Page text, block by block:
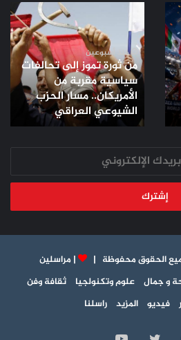
ثورة
تموز
إلى
تحالفات
سياسية
مقربة
من
الأمريكان..
الحزب
الشيوعي
العراقي
منذ أسبوعين
من ثورة تموز إلى تحالفات
سياسية مقربة من
الأمريكان.. مسار الحزب
الشيوعي العراقي
|مراسلين
و جمال علوم وتكنولجيا
ثقافة وفن
فيديو المزيد راسلنا